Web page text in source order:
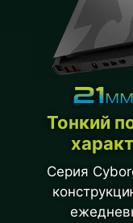
21ММ
Тонкий
Серия